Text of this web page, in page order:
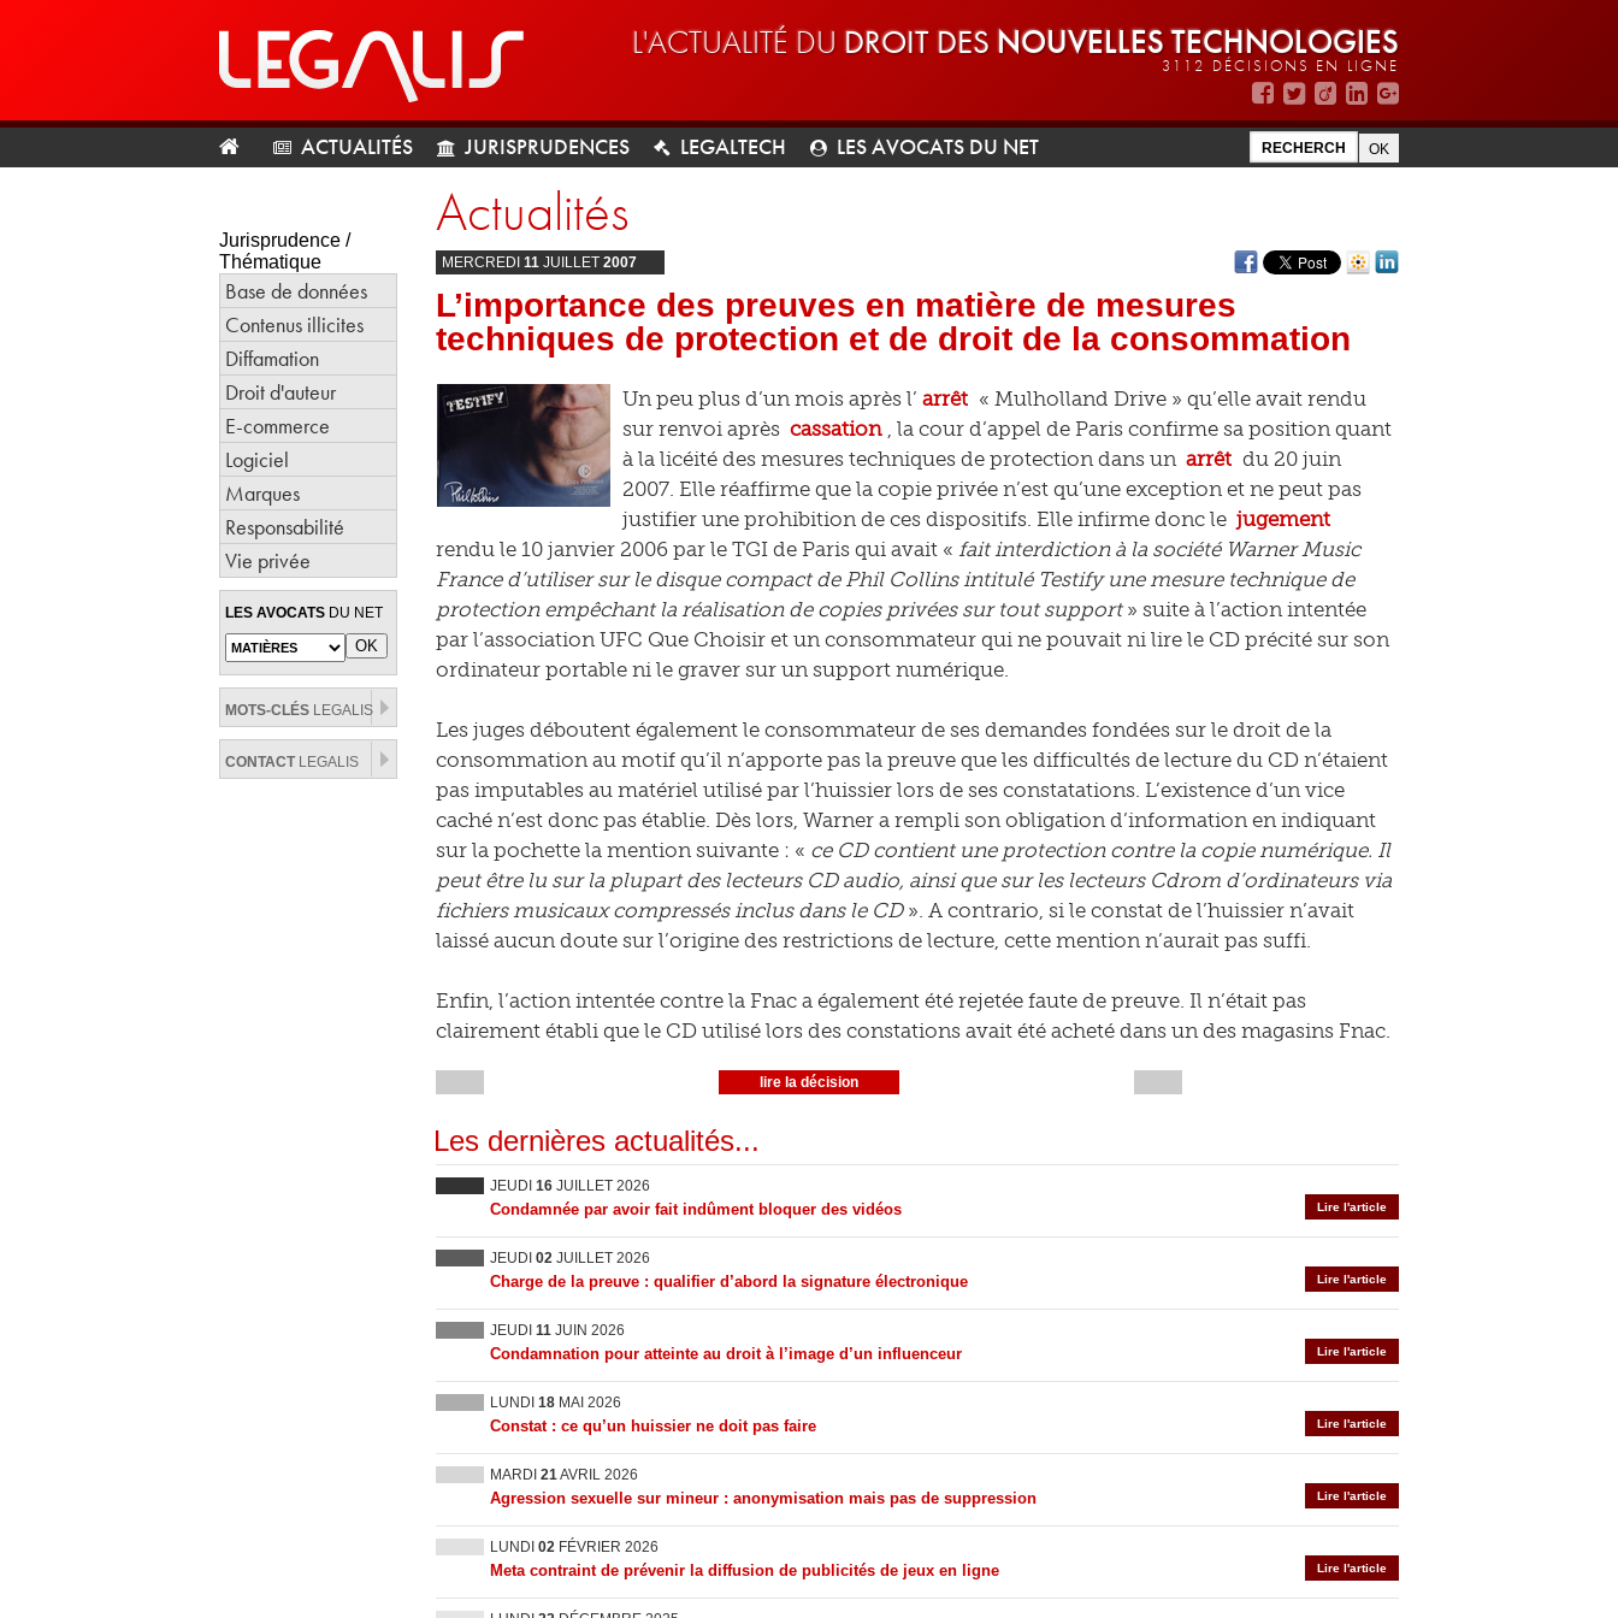
L'ACTUALITÉ DU DROIT DES NOUVELLES TECHNOLOGIES
3112 DÉCISIONS EN LIGNE
ACTUALITÉS JURISPRUDENCES LEGALTECH LES AVOCATS DU NET
Jurisprudence /
Thématique
Base de données
Contenus illicites
Diffamation
Droit d'auteur
E-commerce
Logiciel
Marques
Responsabilité
Vie privée
LES AVOCATS DU NET
MOTS-CLÉS LEGALIS
CONTACTLEGALIS
Actualités
MERCREDI 11 JUILLET 2007
L’importance des preuves en matière de mesures
techniques de protection et de droit de la consommation
Un peu plus d’un mois après l’ arrêt « Mulholland Drive » qu’elle avait rendu
sur renvoi après cassation , la cour d’appel de Paris confirme sa position quant
à la licéité des mesures techniques de protection dans un arrêt du 20 juin
2007. Elle réaffirme que la copie privée n’est qu’une exception et ne peut pas
justifier une prohibition de ces dispositifs. Elle infirme donc le jugement
rendu le 10 janvier 2006 par le TGI de Paris qui avait « fait interdiction à la société Warner Music
France d’utiliser sur le disque compact de Phil Collins intitulé Testify une mesure technique de
protection empêchant la réalisation de copies privées sur tout support» suite à l’action intentée
par l’association UFC Que Choisir et un consommateur qui ne pouvait ni lire le CD précité sur son
ordinateur portable ni le graver sur un support numérique.
Les juges déboutent également le consommateur de ses demandes fondées sur le droit de la
consommation au motif qu’il n’apporte pas la preuve que les difficultés de lecture du CD n’étaient
pas imputables au matériel utilisé par l’huissier lors de ses constatations. L’existence d’un vice
caché n’est donc pas établie. Dès lors, Warner a rempli son obligation d’information en indiquant
sur la pochette la mention suivante : « ce CD contient une protection contre la copie numérique. Il
peut être lu sur la plupart des lecteurs CD audio, ainsi que sur les lecteurs Cdrom d’ordinateurs via
fichiers musicaux compressés inclus dans le CD». A contrario, si le constat de l’huissier n’avait
laissé aucun doute sur l’origine des restrictions de lecture, cette mention n’aurait pas suffi.
Enfin, l’action intentée contre la Fnac a également été rejetée faute de preuve. Il n’était pas
clairement établi que le CD utilisé lors des constations avait été acheté dans un des magasins Fnac.
lire la décision
Les dernières actualités...
JEUDI 16 JUILLET 2026
Lire l'article
Condamnée par avoir fait indûment bloquer des vidéos
JEUDI 02 JUILLET 2026
Lire l'article
Charge de la preuve : qualifier d’abord la signature électronique
JEUDI 11 JUIN 2026
Lire l'article
Condamnation pour atteinte au droit à l’image d’un influenceur
LUNDI 18 MAI 2026
Lire l'article
Constat : ce qu’un huissier ne doit pas faire
MARDI 21AVRIL 2026
Lire l'article
Agression sexuelle sur mineur : anonymisation mais pas de suppression
LUNDI 02 FÉVRIER 2026
Lire l'article
Meta contraint de prévenir la diffusion de publicités de jeux en ligne